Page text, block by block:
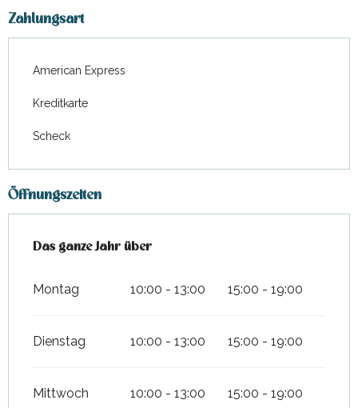
Zahlungsart
American Express
Kreditkarte
Scheck
Öffnungszeiten
Das ganze Jahr über
Das ganze Jahr über
Montag 10:00 - 13:00 15:00 - 19:00
Dienstag 10:00 - 13:00 15:00 - 19:00
Mittwoch 10:00 - 13:00 15:00 - 19:00